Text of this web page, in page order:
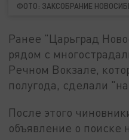
ФОТО: ЗАКСОБРАНИЕ
Ранее "Царьград
рядом с
Речном Вокзале,
полугода, сделали
После этого
объявление о поиске